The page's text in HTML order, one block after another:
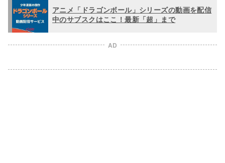
アニメ「ドラゴンボール」シリーズの動画を配信
中のサブスクはここ！最新「超」まで
AD